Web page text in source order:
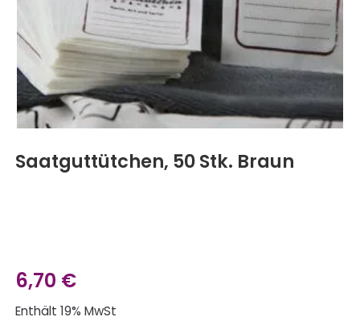
Saatguttütchen, 50 Stk. Braun
6,70 €
Enthält 19% MwSt